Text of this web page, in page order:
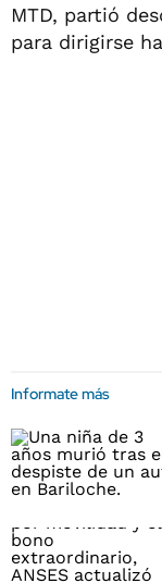
MTD, partió
para dirigirse
Informate más